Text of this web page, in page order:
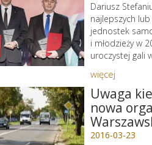
Dariusz
najlepszych
jednostek
i młodzieży w
uroczystej gali
więcej
Uwaga
nowa
2016-03-23